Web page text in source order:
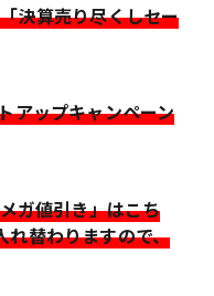
決算売り尽くしセー
アップキャンペーン
ガ値引き」はこち
れ替わりますので、